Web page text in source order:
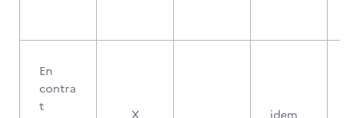
En
contra
t